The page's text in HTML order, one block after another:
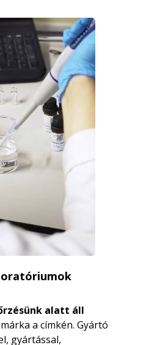
alatt áll
a címkén. Gyártó
gyártással,